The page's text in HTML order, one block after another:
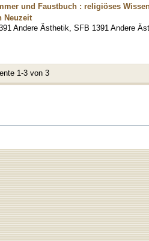
und Faustbuch : religiöses
Neuzeit
Andere Ästhetik, SFB 1391 Andere
1-3 von 3